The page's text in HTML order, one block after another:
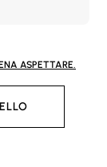
ASPETTARE.